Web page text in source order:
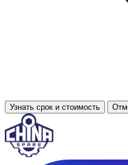
Узнать срок и стоимость